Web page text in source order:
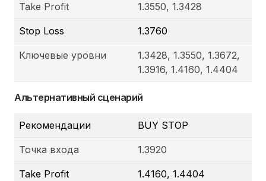
Take Profit 1.3550, 1.3428
Stop Loss 1.3760
Ключевые уровни
1.3428, 1.3550, 1.3672,
1.3916, 1.4160, 1.4404
Альтернативный сценарий
Рекомендации BUY STOP
Точка входа 1.3920
Take Profit 1.4160, 1.4404